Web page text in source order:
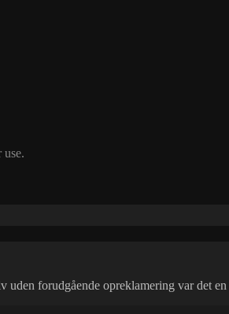
use.
uden forudgående opreklamering var det